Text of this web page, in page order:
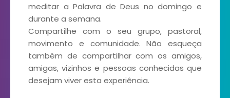
meditar a Palavra de Deus no domingo e
durante a semana.
Compartilhe com o seu grupo, pastoral,
movimento e comunidade. Não esqueça
também de compartilhar com os amigos,
amigas, vizinhos e pessoas conhecidas que
desejam viver esta experiência.